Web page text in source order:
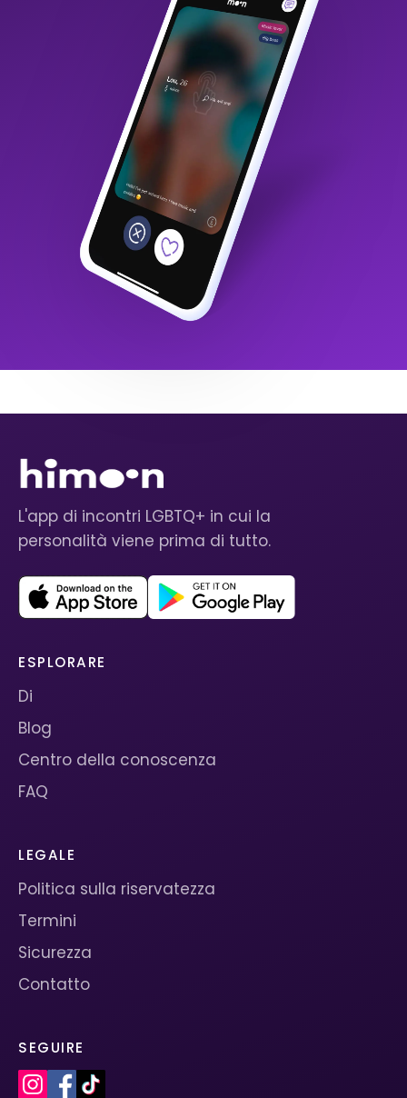
L'app di incontri LGBTQ+ in cui la
personalità viene prima di tutto.
ESPLORARE
Di
Blog
Centro della conoscenza
FAQ
LEGALE
Politica sulla riservatezza
Termini
Sicurezza
Contatto
SEGUIRE